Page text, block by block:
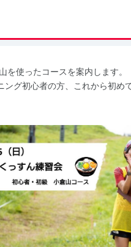
を使ったコースを案内します
グ初心者の方、これから初め